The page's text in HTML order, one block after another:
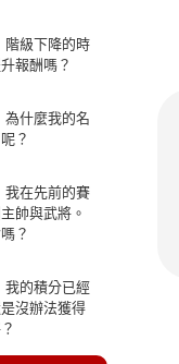
階級下降的時
報酬嗎？
為什麼我的名
？
我在先前的賽
帥與武將。
？
我的積分已經
沒辦法獲得